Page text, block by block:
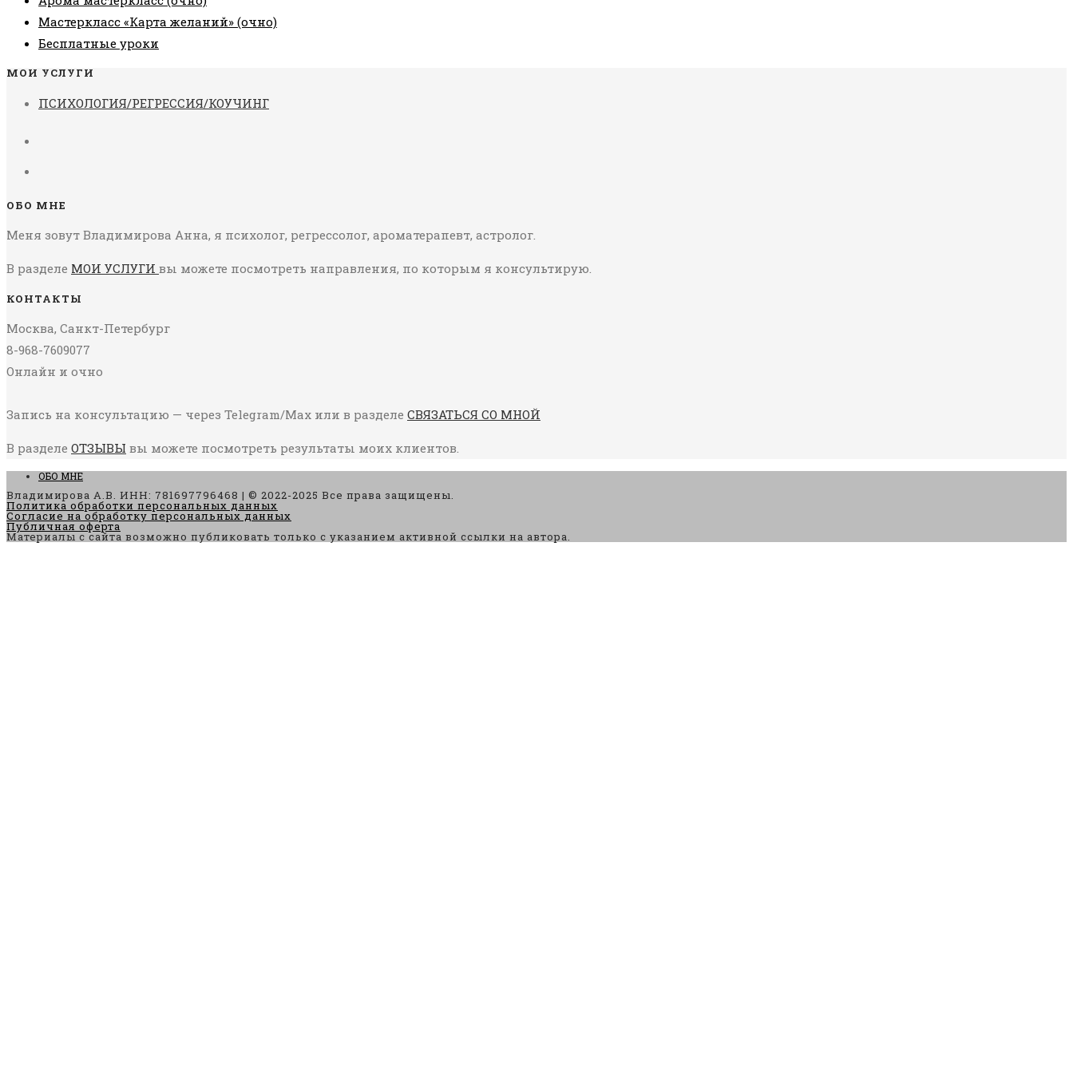
Мастеркласс «Карта желаний» (очно)
Бесплатные уроки
МОИ УСЛУГИ
ПСИХОЛОГИЯ/РЕГРЕССИЯ/КОУЧИНГ
ОБО МНЕ
Меня зовут Владимирова Анна, я психолог, регрессолог, ароматерапевт, астролог.
В разделе МОИ УСЛУГИ вы можете посмотреть направления, по которым я консультирую.
КОНТАКТЫ
Москва, Санкт-Петербург
8-968-7609077
Онлайн и очно
Запись на консультацию — через Telegram/Max или в разделе СВЯЗАТЬСЯ СО МНОЙ
В разделе ОТЗЫВЫ вы можете посмотреть результаты моих клиентов.
ОБО МНЕ
Владимирова А.В. ИНН: 781697796468 | © 2022-2025 Все права защищены.
Политика обработки персональных данных
Согласие на обработку персональных данных
Публичная оферта
Материалы с сайта возможно публиковать только с указанием активной ссылки на автора.